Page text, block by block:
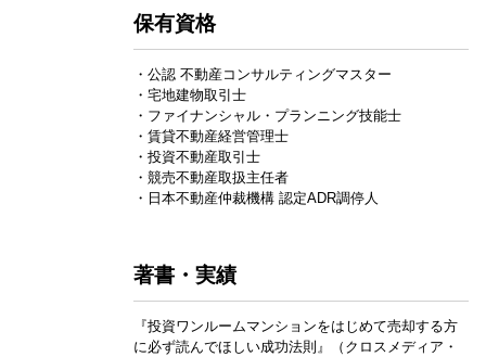
保有資格
・公認 不動産コンサルティングマスター
・宅地建物取引士
・ファイナンシャル・プランニング技能士
・賃貸不動産経営管理士
・投資不動産取引士
・競売不動産取扱主任者
・日本不動産仲裁機構 認定ADR調停人
著書・実績
『投資ワンルームマンションをはじめて売却する方
に必ず読んでほしい成功法則』（クロスメディア・